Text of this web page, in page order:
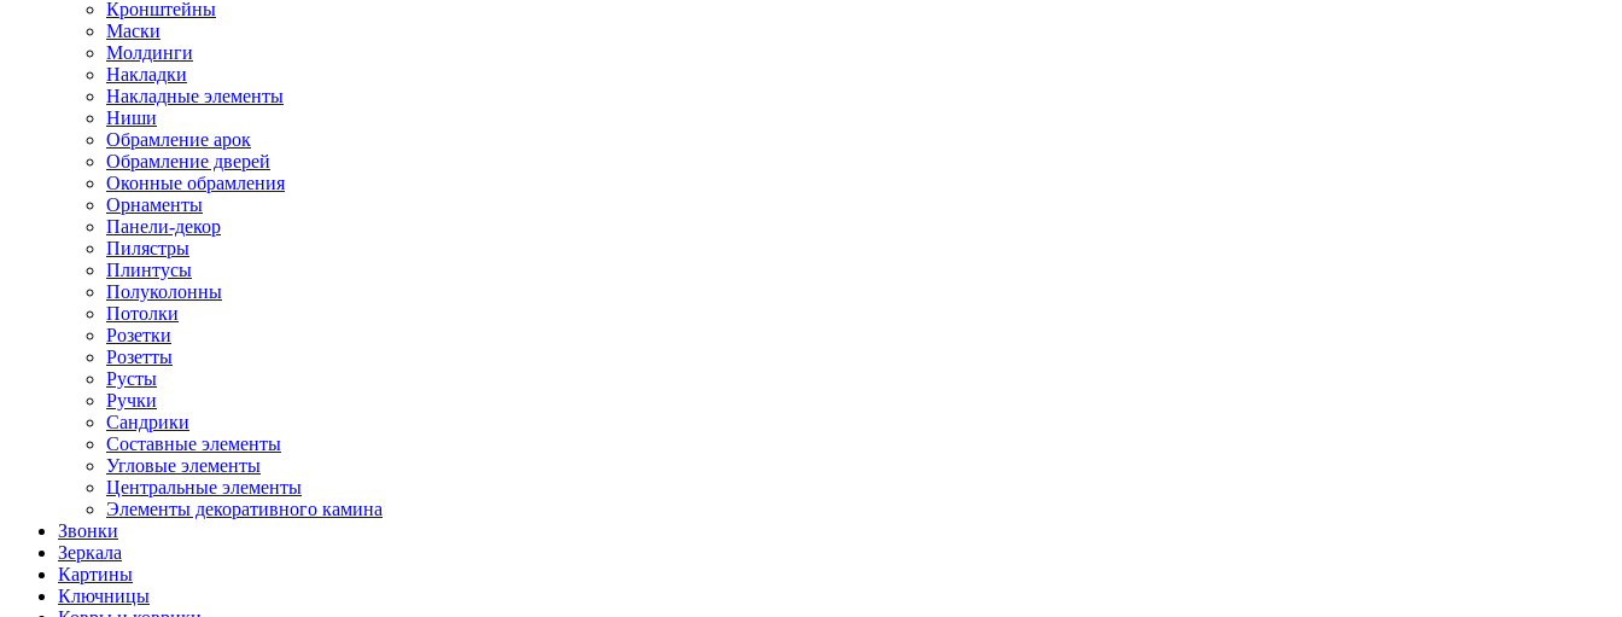
Кронштейны
Маски
Молдинги
Накладки
Накладные элементы
Ниши
Обрамление арок
Обрамление дверей
Оконные обрамления
Орнаменты
Панели-декор
Пилястры
Плинтусы
Полуколонны
Потолки
Розетки
Розетты
Русты
Ручки
Сандрики
Составные элементы
Угловые элементы
Центральные элементы
Элементы декоративного камина
Звонки
Зеркала
Картины
Ключницы